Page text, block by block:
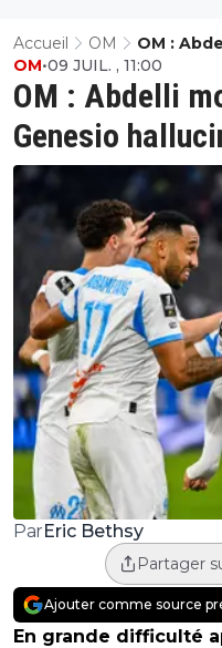
Accueil OM
OM :
Hallucine
OM : Abdelli
Genesio
OM•09 JUIL. , 11:00
ParEric Bethsy
Partager
Ajouter comme source
En grande difficulté